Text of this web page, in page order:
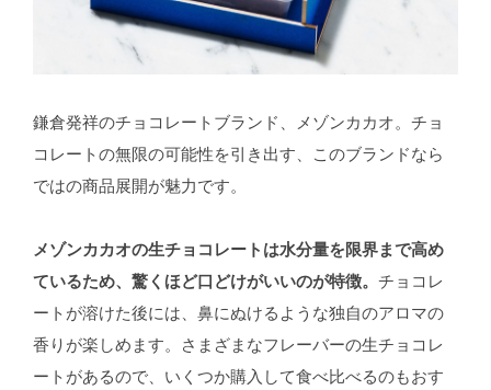
鎌倉発祥のチョコレートブランド、メゾンカカオ。チョ
コレートの無限の可能性を引き出す、このブランドなら
ではの商品展開が魅力です。
メゾンカカオの生チョコレートは水分量を限界まで高め
ているため、驚くほど口どけがいいのが特徴。 チョコレ
ートが溶けた後には、鼻にぬけるような独自のアロマの
香りが楽しめます。さまざまなフレーバーの生チョコレ
ートがあるので、いくつか購入して食べ比べるのもおす